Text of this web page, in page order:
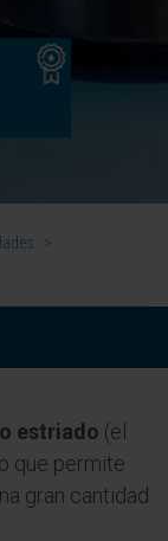
>
estriado (el
que permite
gran cantidad